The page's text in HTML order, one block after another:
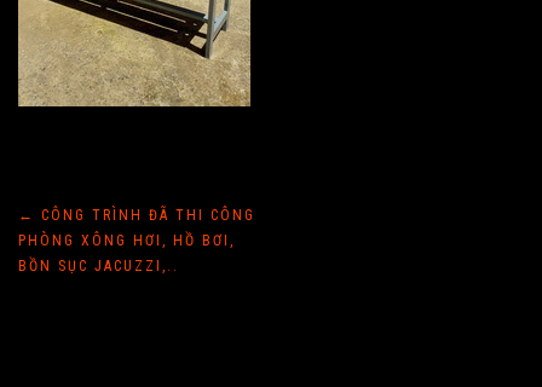
Điều
hướng
←
CÔNG TRÌNH ĐÃ THI CÔNG
PHÒNG XÔNG HƠI, HỒ BƠI,
BỒN SỤC JACUZZI,..